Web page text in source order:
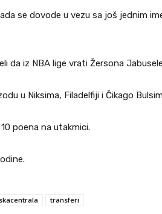
se dovode u vezu sa još jednim
da iz NBA lige vrati Žersona
u Niksima, Filadelfiji i Čikago
poena na utakmici.
transferi